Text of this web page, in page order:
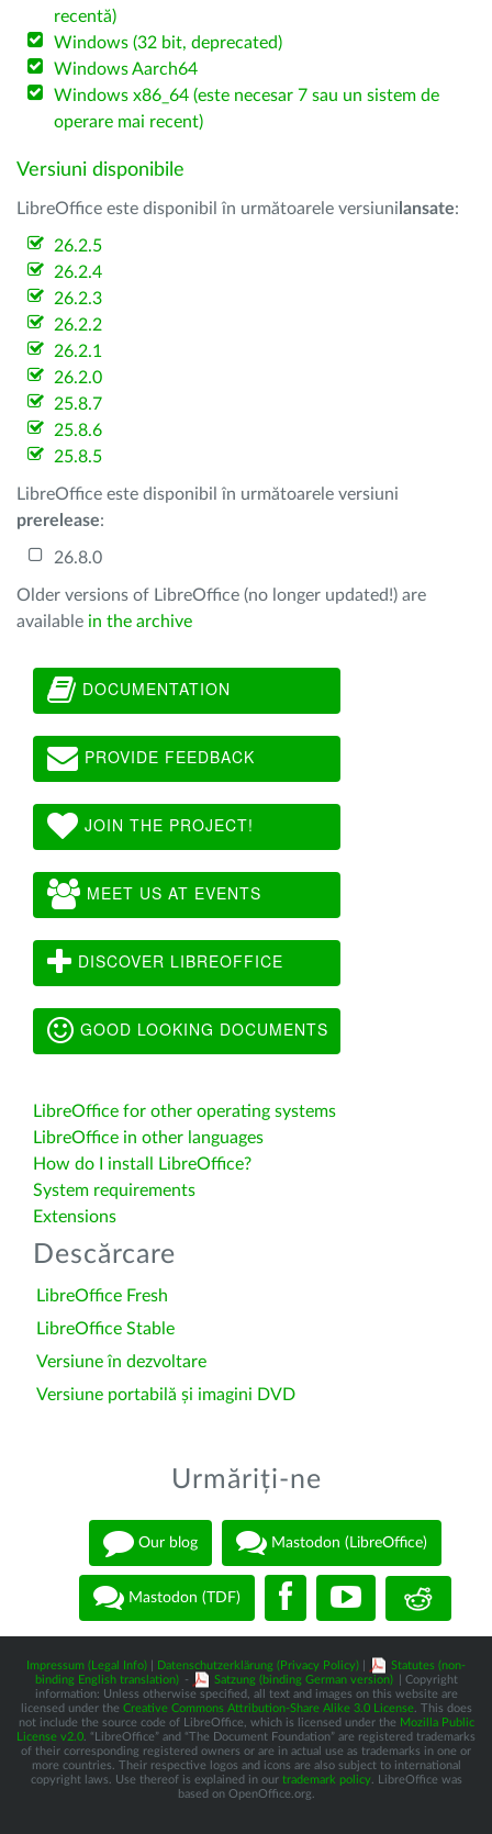
recentă)
Windows (32 bit, deprecated)
Windows Aarch64
Windows x86_64 (este necesar 7 sau un sistem de
operare mai recent)
Versiuni disponibile
LibreOffice este disponibil în următoarele versiuni lansate:
26.2.5
26.2.4
26.2.3
26.2.2
26.2.1
26.2.0
25.8.7
25.8.6
25.8.5
LibreOffice este disponibil în următoarele versiuni
prerelease:
26.8.0
Older versions of LibreOffice (no longer updated!) are
available in the archive
DOCUMENTATION
PROVIDE FEEDBACK
JOIN THE PROJECT!
MEET US AT EVENTS
DISCOVER LIBREOFFICE
GOOD LOOKING DOCUMENTS
LibreOffice for other operating systems
LibreOffice in other languages
How do I install LibreOffice?
System requirements
Extensions
Descărcare
LibreOffice Fresh
LibreOffice Stable
Versiune în dezvoltare
Versiune portabilă și imagini DVD
Urmăriți-ne
Our blog Mastodon (LibreOffice)
Mastodon (TDF)
Impressum (Legal Info) Datenschutzerklärung (Privacy Policy)
Statutes (non-
binding English translation) - Satzung (binding German version)
| Copyright
information: Unless otherwise specified, all text and images on this website are
licensed under the Creative Commons Attribution-Share Alike 3.0 License. This does
not include the source code of LibreOffice, which is licensed under the Mozilla Public
License v2.0 . “LibreOffice” and “The Document Foundation” are registered trademarks
of their corresponding registered owners or are in actual use as trademarks in one or
more countries. Their respective logos and icons are also subject to international
copyright laws. Use thereof is explained in our trademark policy. LibreOffice was
based on OpenOffice.org.